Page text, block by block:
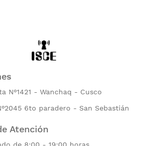
N°1421 - Wanchaq - Cusco
6to paradero - San Sebastián
Atención